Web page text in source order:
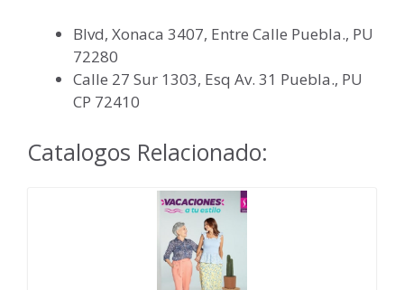
Blvd, Xonaca 3407, Entre Calle Puebla., PU
72280
Calle 27 Sur 1303, Esq Av. 31 Puebla., PU
CP 72410
Catalogos Relacionado: